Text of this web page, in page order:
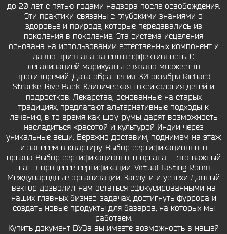
до 20 лет с пятью годами надзора после освобождения.
Эти практики связаны с глубокими знаниями о
здоровье и природе, которые передавались из
поколения в поколение. Эта система исцеления
основана на использовании естественных компонент и
давно признана за свою эффективность. С
легализацией марихуаны связано множество
противоречий. Дата обращения: 30 октября Richard
Stracke. Give Back. Клиническая токсикология детей и
подростков. Лекарства, основанные на старых
традициях, предлагают альтернативные подходы к
лечению, в то время как шоу-румы дарят возможность
насладиться красотой и культурой Индии через
уникальные вещи. Бережно доставим, поднимем на этаж
и занесем в квартиру. Выбор сертификационного
органа Выбор сертификационного органа — это важный
шаг в процессе сертификации. Virtual Tasting Room.
Международные организации. Заслуги и успехи Данный
вектор дозволил нам остаться сфокусированными на
наших главных бизнес-задачах, достигнуть фуррора и
создать новые продукты для базаров, на которых мы
работаем.
Купить документ ВУЗа вы имеете возможность в нашей